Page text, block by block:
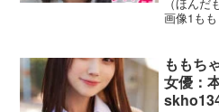
画像1も
売日 : 202
ももち
女優：